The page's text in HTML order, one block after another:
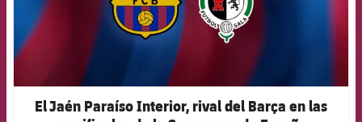
El Jaén Paraíso Interior, rival del Barça en las